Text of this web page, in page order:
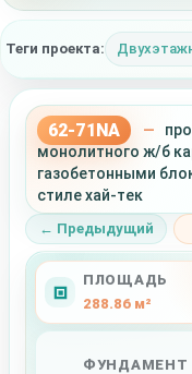
Теги проекта:
62-71NA —
монолитного ж/б
газобетонными
стиле хай-тек
← Предыдущий
ПЛОЩАДЬ
288.86 м²
ФУНДАМЕНТ